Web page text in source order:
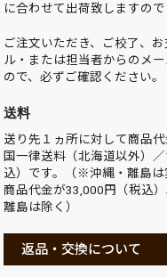
に合わせて出荷致しますので
ご注文いただき、ご校了、
ル・または担当者からのメ
ので、必ずご確認ください。
送料
送り先１ヵ所に対して商品
国一律送料（北海道以外）
込）です。（※沖縄・離島は
商品代金が33,000円（税込
離島は除く）
返品・交換について